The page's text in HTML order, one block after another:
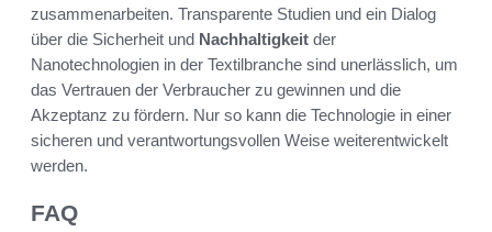
zusammenarbeiten. Transparente Studien und ein Dialog
über die Sicherheit und Nachhaltigkeit der
Nanotechnologien in der Textilbranche sind unerlässlich, um
das Vertrauen der Verbraucher zu gewinnen und die
Akzeptanz zu fördern. Nur so kann die Technologie in einer
sicheren und verantwortungsvollen Weise weiterentwickelt
werden.
FAQ